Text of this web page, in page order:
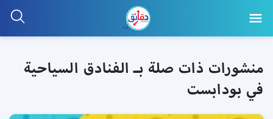
منشورات ذات صلة بـ الفنادق السياحية
في بودابست